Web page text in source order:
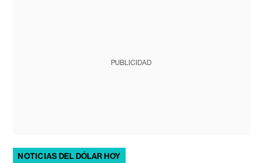
PUBLICIDAD
NOTICIAS DEL DÓLAR HOY